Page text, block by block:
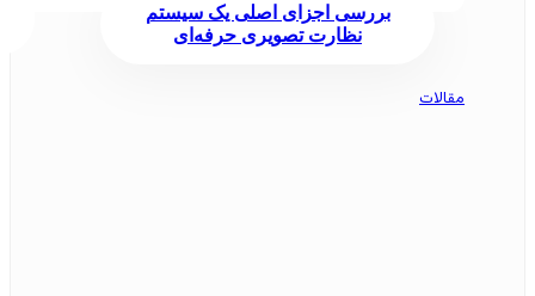
بررسی اجزای اصلی یک سیستم
نظارت تصویری حرفه‌ای
مقالات